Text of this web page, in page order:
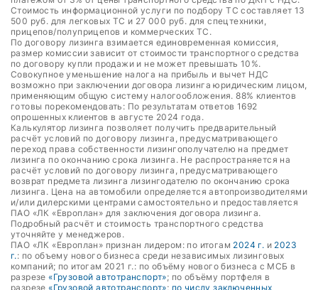
Стоимость информационной услуги по подбору ТС составляет 13
500 руб. для легковых ТС и 27 000 руб. для спецтехники,
прицепов/полуприцепов и коммерческих ТС.
По договору лизинга взимается единовременная комиссия,
размер комиссии зависит от стоимости транспортного средства
по договору купли продажи и не может превышать 10%.
Совокупное уменьшение налога на прибыль и вычет НДС
возможно при заключении договора лизинга юридическим лицом,
применяющим общую систему налогообложения. 88% клиентов
готовы порекомендовать: По результатам ответов 1692
опрошенных клиентов в августе 2024 года.
Калькулятор лизинга позволяет получить предварительный
расчёт условий по договору лизинга, предусматривающего
переход права собственности лизингополучателю на предмет
лизинга по окончанию срока лизинга. Не распространяется на
расчёт условий по договору лизинга, предусматривающего
возврат предмета лизинга лизингодателю по окончанию срока
лизинга. Цена на автомобили определяется автопроизводителями
и/или дилерскими центрами самостоятельно и предоставляется
ПАО «ЛК «Европлан» для заключения договора лизинга.
Подробный расчёт и стоимость транспортного средства
уточняйте у менеджеров.
ПАО «ЛК «Европлан» признан лидером: по итогам 2024 г. и 2023
г.: по объему нового бизнеса среди независимых лизинговых
компаний; по итогам 2021 г.: по объёму нового бизнеса с МСБ в
разрезе «Грузовой автотранспорт»; по объёму портфеля в
разрезе «Грузовой автотранспорт»; по числу заключенных